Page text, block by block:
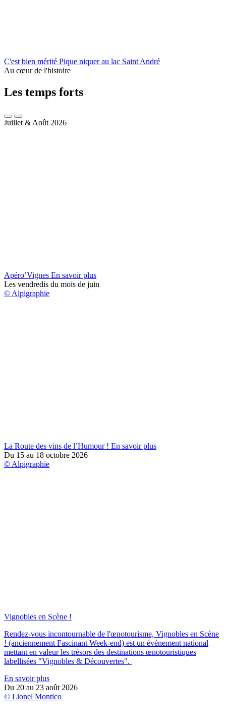
C'est bien mérité Pique niquer au lac Saint André
Au cœur de l'histoire
Les temps forts
Juillet & Août 2026
Apéro’Vignes En savoir plus
Les vendredis du mois de juin
© Alpigraphie
La Route des vins de l’Humour ! En savoir plus
Du 15 au 18 octobre 2026
© Alpigraphie
Vignobles en Scène !
Rendez-vous incontournable de l'œnotourisme, Vignobles en Scène
! (anciennement Fascinant Week-end) est un événement national
mettant en valeur les trésors des destinations œnotouristiques
labellisées "Vignobles & Découvertes".
En savoir plus
Du 20 au 23 août 2026
© Lionel Montico